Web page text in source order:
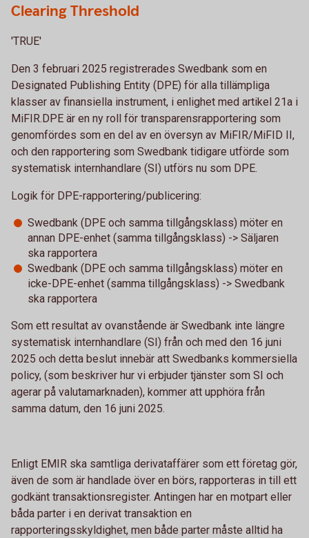
Clearing Threshold
'TRUE'
Den 3 februari 2025 registrerades Swedbank som en
Designated Publishing Entity (DPE) för alla tillämpliga
klasser av finansiella instrument, i enlighet med artikel 21a i
MiFIR.DPE är en ny roll för transparensrapportering som
genomfördes som en del av en översyn av MiFIR/MiFID II,
och den rapportering som Swedbank tidigare utförde som
systematisk internhandlare (SI) utförs nu som DPE.
Logik för DPE-rapportering/publicering:
Swedbank (DPE och samma tillgångsklass) möter en
annan DPE-enhet (samma tillgångsklass) -> Säljaren
ska rapportera
Swedbank (DPE och samma tillgångsklass) möter en
icke-DPE-enhet (samma tillgångsklass) -> Swedbank
ska rapportera
Som ett resultat av ovanstående är Swedbank inte längre
systematisk internhandlare (SI) från och med den 16 juni
2025 och detta beslut innebär att Swedbanks kommersiella
policy, (som beskriver hur vi erbjuder tjänster som SI och
agerar på valutamarknaden), kommer att upphöra från
samma datum, den 16 juni 2025.
Enligt EMIR ska samtliga derivataffärer som ett företag gör,
även de som är handlade över en börs, rapporteras in till ett
godkänt transaktionsregister. Antingen har en motpart eller
båda parter i en derivat transaktion en
rapporteringsskyldighet, men både parter måste alltid ha